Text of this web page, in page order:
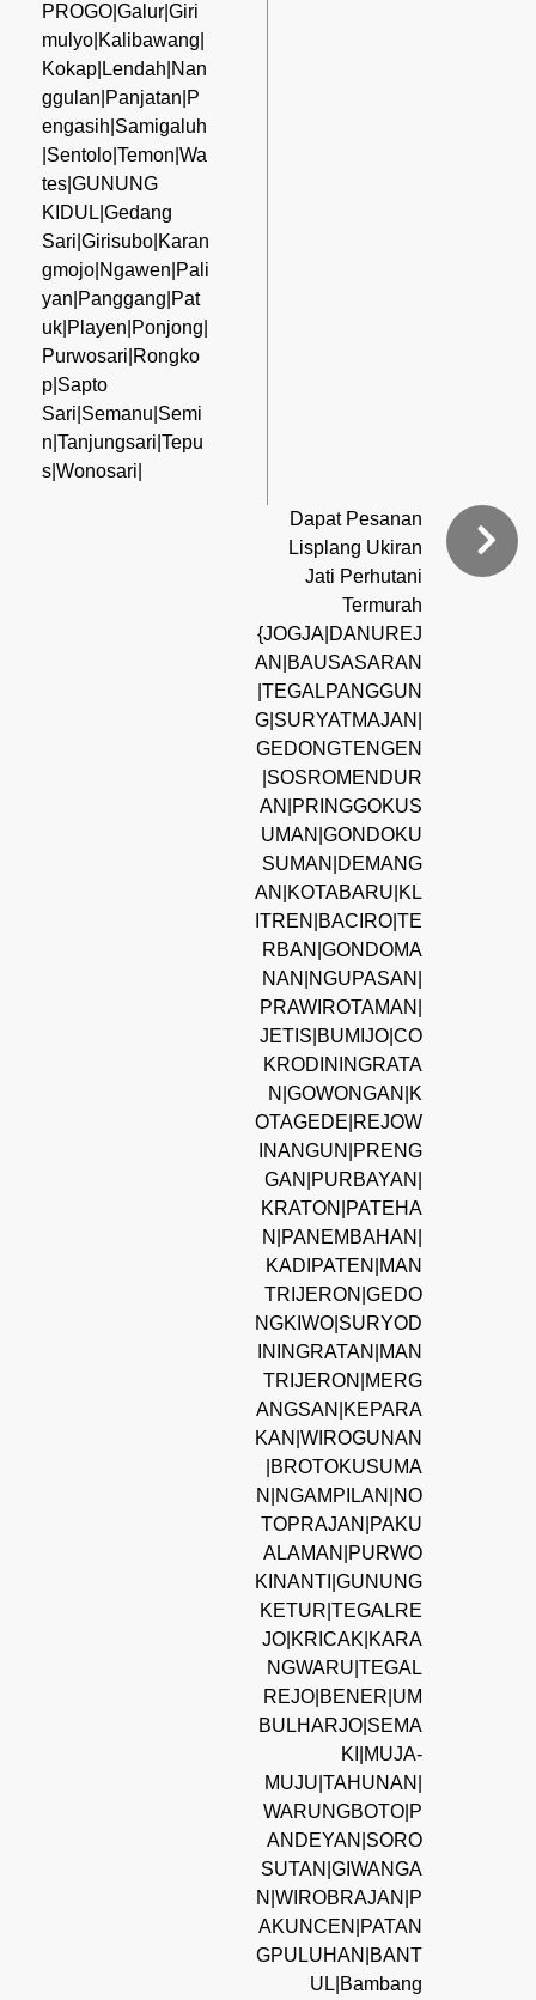
PROGO|Galur|Giri
mulyo|Kalibawang|
Kokap|Lendah|Nan
ggulan|Panjatan|P
engasih|Samigaluh
|Sentolo|Temon|Wa
tes|GUNUNG
KIDUL|Gedang
Sari|Girisubo|Karan
gmojo|Ngawen|Pali
yan|Panggang|Pat
uk|Playen|Ponjong|
Purwosari|Rongko
p|Sapto
Sari|Semanu|Semi
n|Tanjungsari|Tepu
s|Wonosari|
Dapat Pesanan
Lisplang Ukiran
Jati Perhutani
Termurah
{JOGJA|DANUREJ
AN|BAUSASARAN
|TEGALPANGGUN
G|SURYATMAJAN|
GEDONGTENGEN
|SOSROMENDUR
AN|PRINGGOKUS
UMAN|GONDOKU
SUMAN|DEMANG
AN|KOTABARU|KL
ITREN|BACIRO|TE
RBAN|GONDOMA
NAN|NGUPASAN|
PRAWIROTAMAN|
JETIS|BUMIJO|CO
KRODININGRATA
N|GOWONGAN|K
OTAGEDE|REJOW
INANGUN|PRENG
GAN|PURBAYAN|
KRATON|PATEHA
N|PANEMBAHAN|
KADIPATEN|MAN
TRIJERON|GEDO
NGKIWO|SURYOD
ININGRATAN|MAN
TRIJERON|MERG
ANGSAN|KEPARA
KAN|WIROGUNAN
|BROTOKUSUMA
N|NGAMPILAN|NO
TOPRAJAN|PAKU
ALAMAN|PURWO
KINANTI|GUNUNG
KETUR|TEGALRE
JO|KRICAK|KARA
NGWARU|TEGAL
REJO|BENER|UM
BULHARJO|SEMA
KI|MUJA-
MUJU|TAHUNAN|
WARUNGBOTO|P
ANDEYAN|SORO
SUTAN|GIWANGA
N|WIROBRAJAN|P
AKUNCEN|PATAN
GPULUHAN|BANT
UL|Bambang